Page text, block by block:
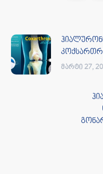
ᲛᲐᲠᲢᲘ 27,